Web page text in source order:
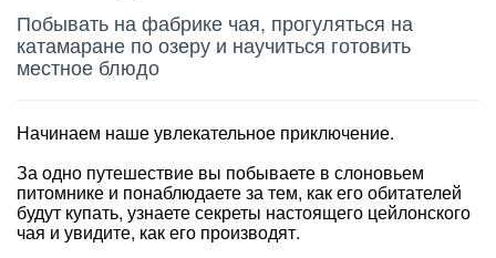
Побывать на фабрике чая, прогуляться на
катамаране по озеру и научиться готовить
местное блюдо
Начинаем наше увлекательное приключение.
За одно путешествие вы побываете в слоновьем
питомнике и понаблюдаете за тем, как его обитателей
будут купать, узнаете секреты настоящего цейлонского
чая и увидите, как его производят.